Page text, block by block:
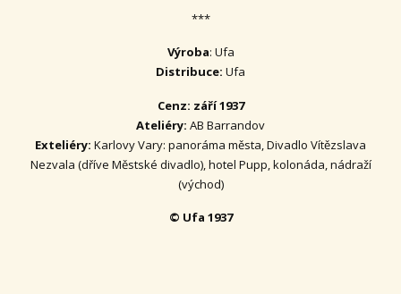
***
Výroba: Ufa
Distribuce: Ufa
Cenz: září 1937
Ateliéry: AB Barrandov
Exteliéry: Karlovy Vary: panoráma města, Divadlo Vítězslava
Nezvala (dříve Městské divadlo), hotel Pupp, kolonáda, nádraží
(východ)
© Ufa 1937